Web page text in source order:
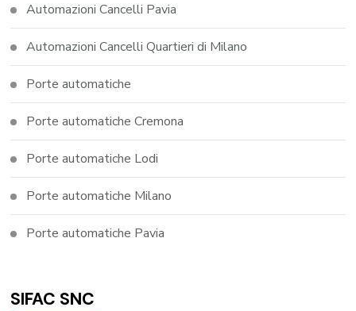
Automazioni Cancelli Pavia
Automazioni Cancelli Quartieri di Milano
Porte automatiche
Porte automatiche Cremona
Porte automatiche Lodi
Porte automatiche Milano
Porte automatiche Pavia
SIFAC SNC